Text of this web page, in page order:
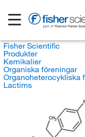
Fisher Scientific
Produkter
Kemikalier
Organiska föreningar
Organoheterocykliska
Lactims